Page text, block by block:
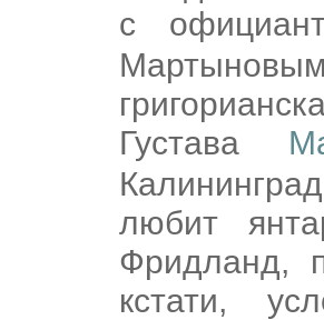
с
Густава
любит
Фридланд,
кстати,